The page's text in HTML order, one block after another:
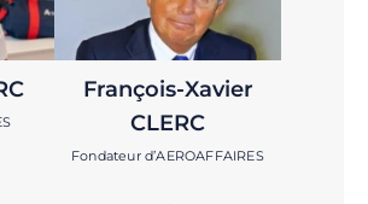
François-Xavier
CLERC
Fondateur d’AEROAFFAIRES